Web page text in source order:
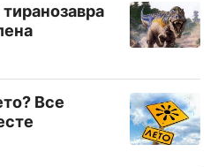
Все